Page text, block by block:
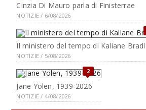
Cinzia Di Mauro parla di Finisterrae
NOTIZIE / 6/08/2026
Il ministero del tempo di Kaliane
NOTIZIE / 5/08/2026
2
Jane Yolen, 1939-2026
NOTIZIE / 4/08/2026